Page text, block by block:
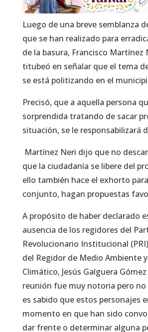
Luego de una breve semblanza
que se han realizado para
de la basura, Francisco Martínez
titubeó en señalar que el tema
se está politizando en el
Precisó, que a aquella persona
sorprendida tratando de sacar
situación, se le responsabilizará
Martínez Neri dijo que no
que la ciudadanía se libere del
ello también hace el exhorto
conjunto, hagan propuestas
A propósito de haber declarado
ausencia de los regidores del
Revolucionario Institucional
del Regidor de Medio Ambiente
Climático, Jesús Galguera
reunión fue muy notoria pero no
es sabido que estos personajes
momento en que han sido
dar frente o determinar alguna